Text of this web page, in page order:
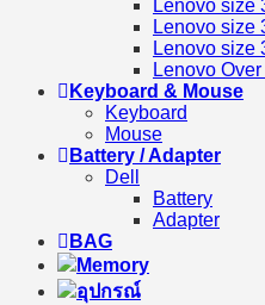
Lenovo size
Lenovo size
Lenovo size
Lenovo
Keyboard & Mouse
Keyboard
Mouse
Battery / Adapter
Dell
Battery
Adapter
BAG
Memory
อุปกรณ์